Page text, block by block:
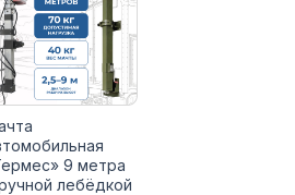
9 метра
лебёдкой